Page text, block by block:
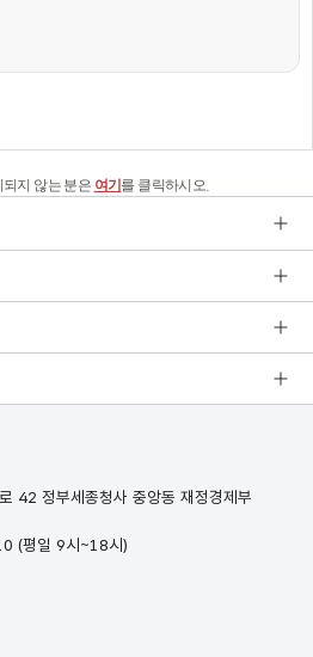
되지 않는 분은 여기 를 클릭하시오.
42 정부세종청사 중앙동 재정경제부
(평일 9시~18시)